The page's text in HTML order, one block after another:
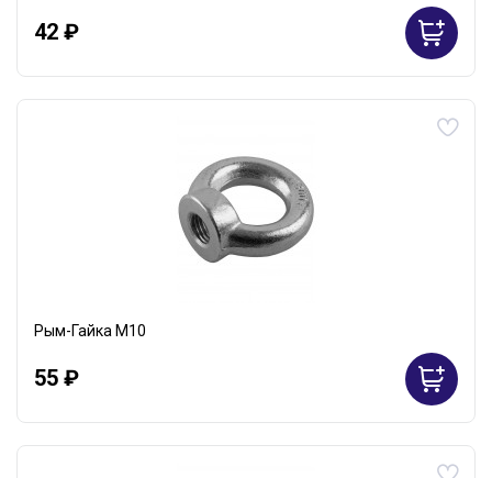
42 ₽
Рым-Гайка М10
55 ₽